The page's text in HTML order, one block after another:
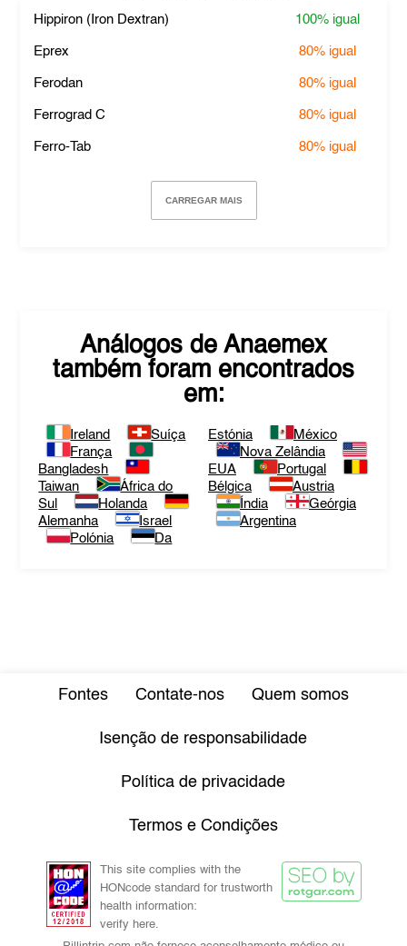
Hippiron (Iron Dextran) 100% igual
Eprex 80% igual
Ferodan 80% igual
Ferrograd C 80% igual
Ferro-Tab 80% igual
CARREGAR MAIS
Análogos de Anaemex
também foram encontrados
em:
Ireland
Suíça
França
Bangladesh
Taiwan
África do
Sul
Holanda
Alemanha
Israel
Polónia
Da
Estónia
México
Nova Zelândia
EUA
Portugal
Bélgica
Austria
Índia
Geórgia
Argentina
Fontes Contate-nos Quem somos
Isenção de responsabilidade
Política de privacidade
Termos e Condições
This site complies with the
HONcode standard for trustworth
health information:
verify here.